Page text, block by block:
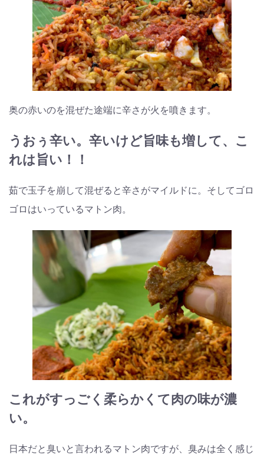
奥の赤いのを混ぜた途端に辛さが火を噴きます。
うおぅ辛い。辛いけど旨味も増して、こ
れは旨い！！
茹で玉子を崩して混ぜると辛さがマイルドに。そしてゴロ
ゴロはいっているマトン肉。
これがすっごく柔らかくて肉の味が濃
い。
日本だと臭いと言われるマトン肉ですが、臭みは全く感じ